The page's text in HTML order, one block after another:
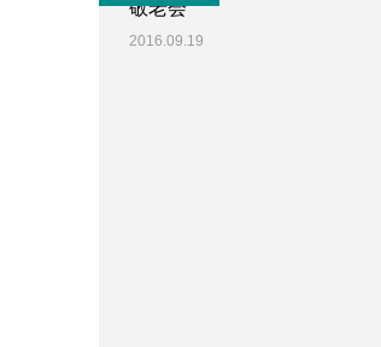
敬老会
2016.09.19